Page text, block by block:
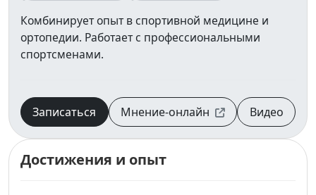
Комбинирует опыт в спортивной медицине и
ортопедии. Работает с профессиональными
спортсменами.
Записаться Мнение-онлайн Видео
Достижения и опыт